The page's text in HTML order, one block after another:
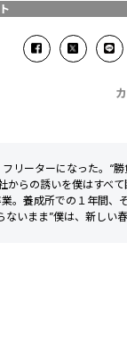
リーターになった。“
からの誘いを僕はすべ
。養成所での１年間、
ないまま”僕は、新しい